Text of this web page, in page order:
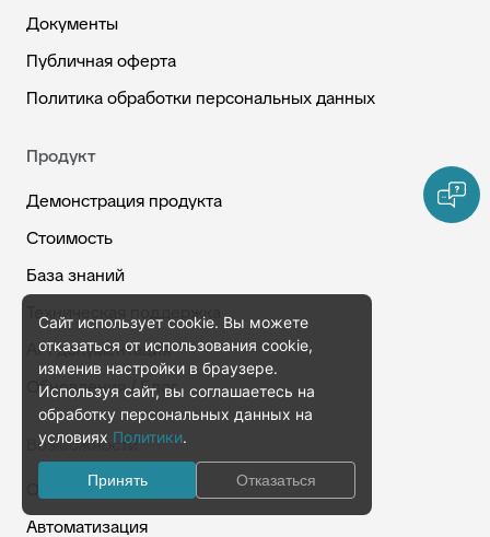
Документы
Публичная оферта
Политика обработки персональных данных
Продукт
Демонстрация продукта
Стоимость
База знаний
Техническая поддержка
API документация
Обновления / Блог
Возможности
Омниканальность
Автоматизация
Сайт использует cookie. Вы можете
отказаться от использования cookie,
изменив настройки в браузере.
Используя сайт, вы соглашаетесь на
обработку персональных данных на
условиях Политики.
Принять Отказаться